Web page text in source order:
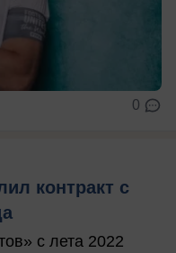
0
контракт с
с лета 2022